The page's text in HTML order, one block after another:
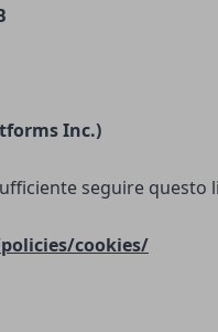
Inc.)
seguire questo
cookies/